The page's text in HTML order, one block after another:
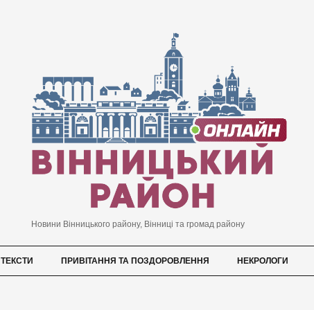
Новини Вінницького району, Вінниці та громад району
ТЕКСТИ ПРИВІТАННЯ ТА ПОЗДОРОВЛЕННЯ НЕКРОЛОГИ